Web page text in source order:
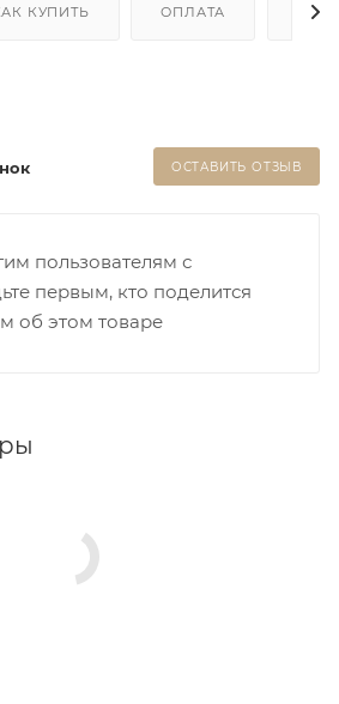
КУПИТЬ ОПЛАТА
ОСТАВИТЬ ОТЗЫВ
пользователям с
первым, кто поделится
об этом товаре